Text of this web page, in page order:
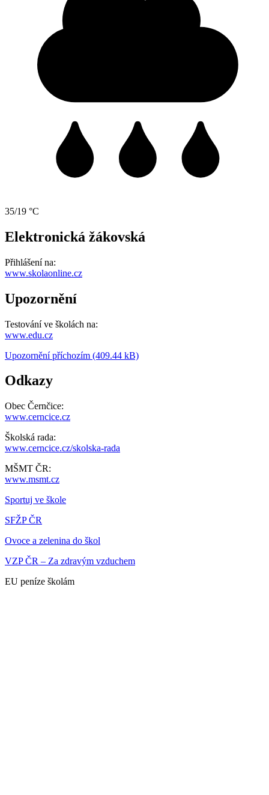
35/19 °C
Elektronická žákovská
Přihlášení na:
www.skolaonline.cz
Upozornění
Testování ve školách na:
www.edu.cz
Upozornění příchozím (409.44 kB)
Odkazy
Obec Černčice:
www.cerncice.cz
Školská rada:
www.cerncice.cz/skolska-rada
MŠMT ČR:
www.msmt.cz
Sportuj ve škole
SFŽP ČR
Ovoce a zelenina do škol
VZP ČR – Za zdravým vzduchem
EU peníze školám